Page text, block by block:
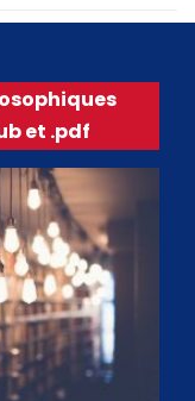
et .pdf